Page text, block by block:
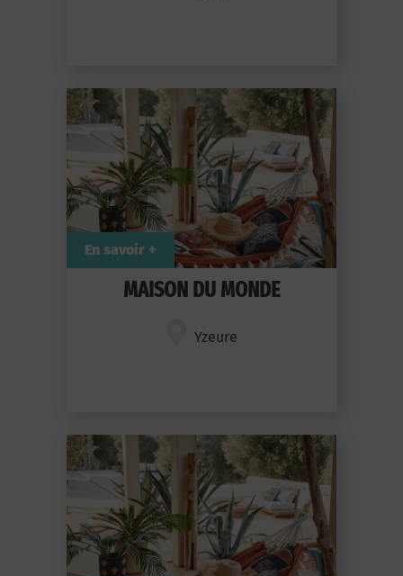
MAISON DU MONDE
Yzeure
En savoir +